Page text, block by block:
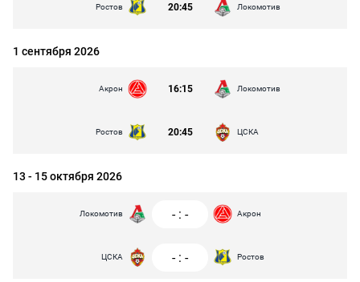
Ростов 20:45 Локомотив
1 сентября 2026
Акрон 16:15 Локомотив
Ростов 20:45 ЦСКА
13 - 15 октября 2026
Локомотив -: - Акрон
ЦСКА -: - Ростов